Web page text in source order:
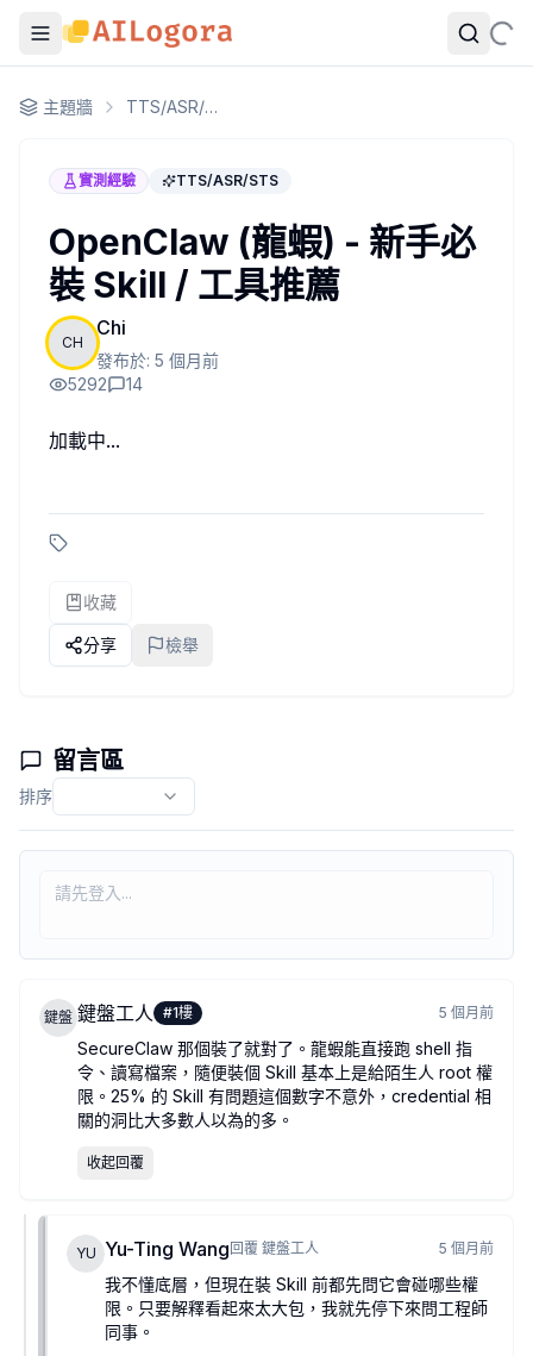
OpenClaw 新手必裝的 4 個 Skill 推薦：免費搜尋、安全掃描
SearXNG 是一個開源的 metasearch engine，本地部署之後
部署方式蠻簡單的，Docker 跑起來就好，設定好 JSON
傳送門
2. Agent Browser（省 token）
這個我覺得蠻多人忽略的。龍蝦內建的 Agent Browser 可以
為什麼說省 token？因為有些任務如果純靠 LLM 去解析網頁
傳送門
簡單講就是龍蝦會更記得你跟它講過什麼，之前犯過的錯也會
傳送門
這個真的是裝了安心，SecureClaw 是 Adversa AI 做的開源
老實說龍蝦能做的事情太多了，能讀寫檔案、跑指令、上網
傳送門
概念很簡單，Coding agent 不懂 OpenClaw 的架構，所以這
我自己實測一天大概可以省 25 美金左右，維修全程都是
傳送門
以上五個是我自己用下來覺得新手最值得裝的，裝完基本上養
也歡迎大家補充，真的都有蠻多好用的東西🙌
作者：Chi
主題牆 TTS/ASR/STS
實測經驗 TTS/ASR/STS
OpenClaw (龍蝦) - 新手必
裝 Skill / 工具推薦
CH
Chi
發布於: 5 個月前
5292
14
加載中...
收藏
分享 檢舉
留言區
排序
鍵盤 鍵盤工人 #1樓 5 個月前
SecureClaw 那個裝了就對了。龍蝦能直接跑 shell 指
令、讀寫檔案，隨便裝個 Skill 基本上是給陌生人 root 權
限。25% 的 Skill 有問題這個數字不意外，credential 相
關的洞比大多數人以為的多。
收起回覆
YU Yu-Ting Wang 回覆 鍵盤工人 5 個月前
我不懂底層，但現在裝 Skill 前都先問它會碰哪些權
限。只要解釋看起來太大包，我就先停下來問工程師
同事。